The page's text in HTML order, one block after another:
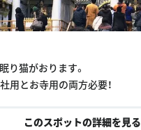
り猫がおります。
用とお寺用の両方必要！
このスポットの詳細を見る